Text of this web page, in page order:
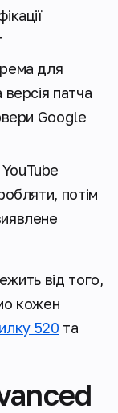
для
патча
Google
потім
від того,
кожен
520 та